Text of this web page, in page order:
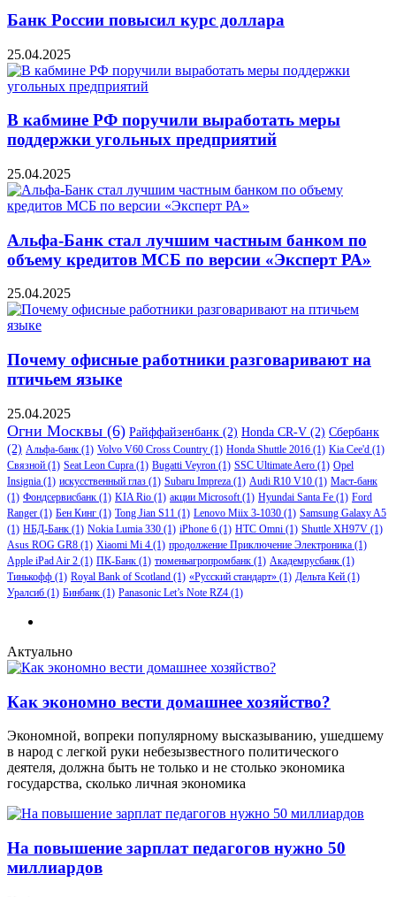
Банк России повысил курс доллара
25.04.2025
В кабмине РФ поручили выработать меры
поддержки угольных предприятий
25.04.2025
Альфа-Банк стал лучшим частным банком по
объему кредитов МСБ по версии «Эксперт РА»
25.04.2025
Почему офисные работники разговаривают на
птичьем языке
25.04.2025
Огни Москвы (6) Райффайзенбанк (2) Honda CR-V (2) Сбербанк
(2) Альфа-банк (1) Volvo V60 Cross Country (1) Honda Shuttle 2016 (1) Kia Cee'd (1)
Связной (1) Seat Leon Cupra (1) Bugatti Veyron (1) SSC Ultimate Aero (1) Opel
Insignia (1) искусственный глаз (1) Subaru Impreza (1) Audi R10 V10 (1) Маст-банк
(1) Фондсервисбанк (1) KIA Rio (1) акции Microsoft(1) Hyundai Santa Fe (1) Ford
Ranger (1) Бен Кинг (1) Tong Jian S11 (1) Lenovo Miix 3-1030 (1) Samsung Galaxy A5
(1) НБД-Банк (1) Nokia Lumia 330 (1) iPhone 6 (1) HTC Omni (1) Shuttle XH97V (1)
Asus ROG GR8 (1) Xiaomi Mi 4 (1) продолжение Приключение Электроника (1)
Apple iPad Air 2 (1) ПК-Банк (1) тюменьагропромбанк (1) Академрусбанк (1)
Тинькофф (1) Royal Bank of Scotland (1) «Русский стандарт» (1) Дельта Кей (1)
Уралсиб (1) Бинбанк (1) Panasonic Let’s Note RZ4 (1)
Актуально
Как экономно вести домашнее хозяйство?
Экономной, вопреки популярному высказыванию, ушедшему
в народ с легкой руки небезызвестного политического
деятеля, должна быть не только и не столько экономика
государства, сколько личная экономика
На повышение зарплат педагогов нужно 50
миллиардов